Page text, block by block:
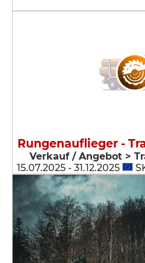
Rungenauflieger -
Verkauf / Angebot >
15.07.2025 - 31.12.2025